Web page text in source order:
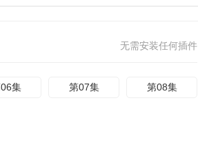
无需安装任何插件
集 第07集 第08集